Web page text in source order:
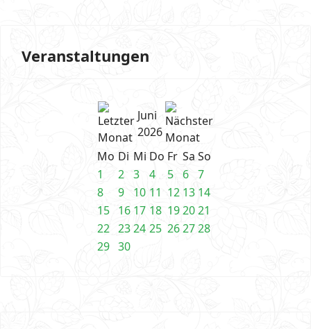
Veranstaltungen
Juni
2026
Mo Di Mi Do Fr Sa So
1
2 3 4 5 6 7
8
9 10 11 12 13 14
15 16 17 18 192021
22 2324 25 262728
29 30